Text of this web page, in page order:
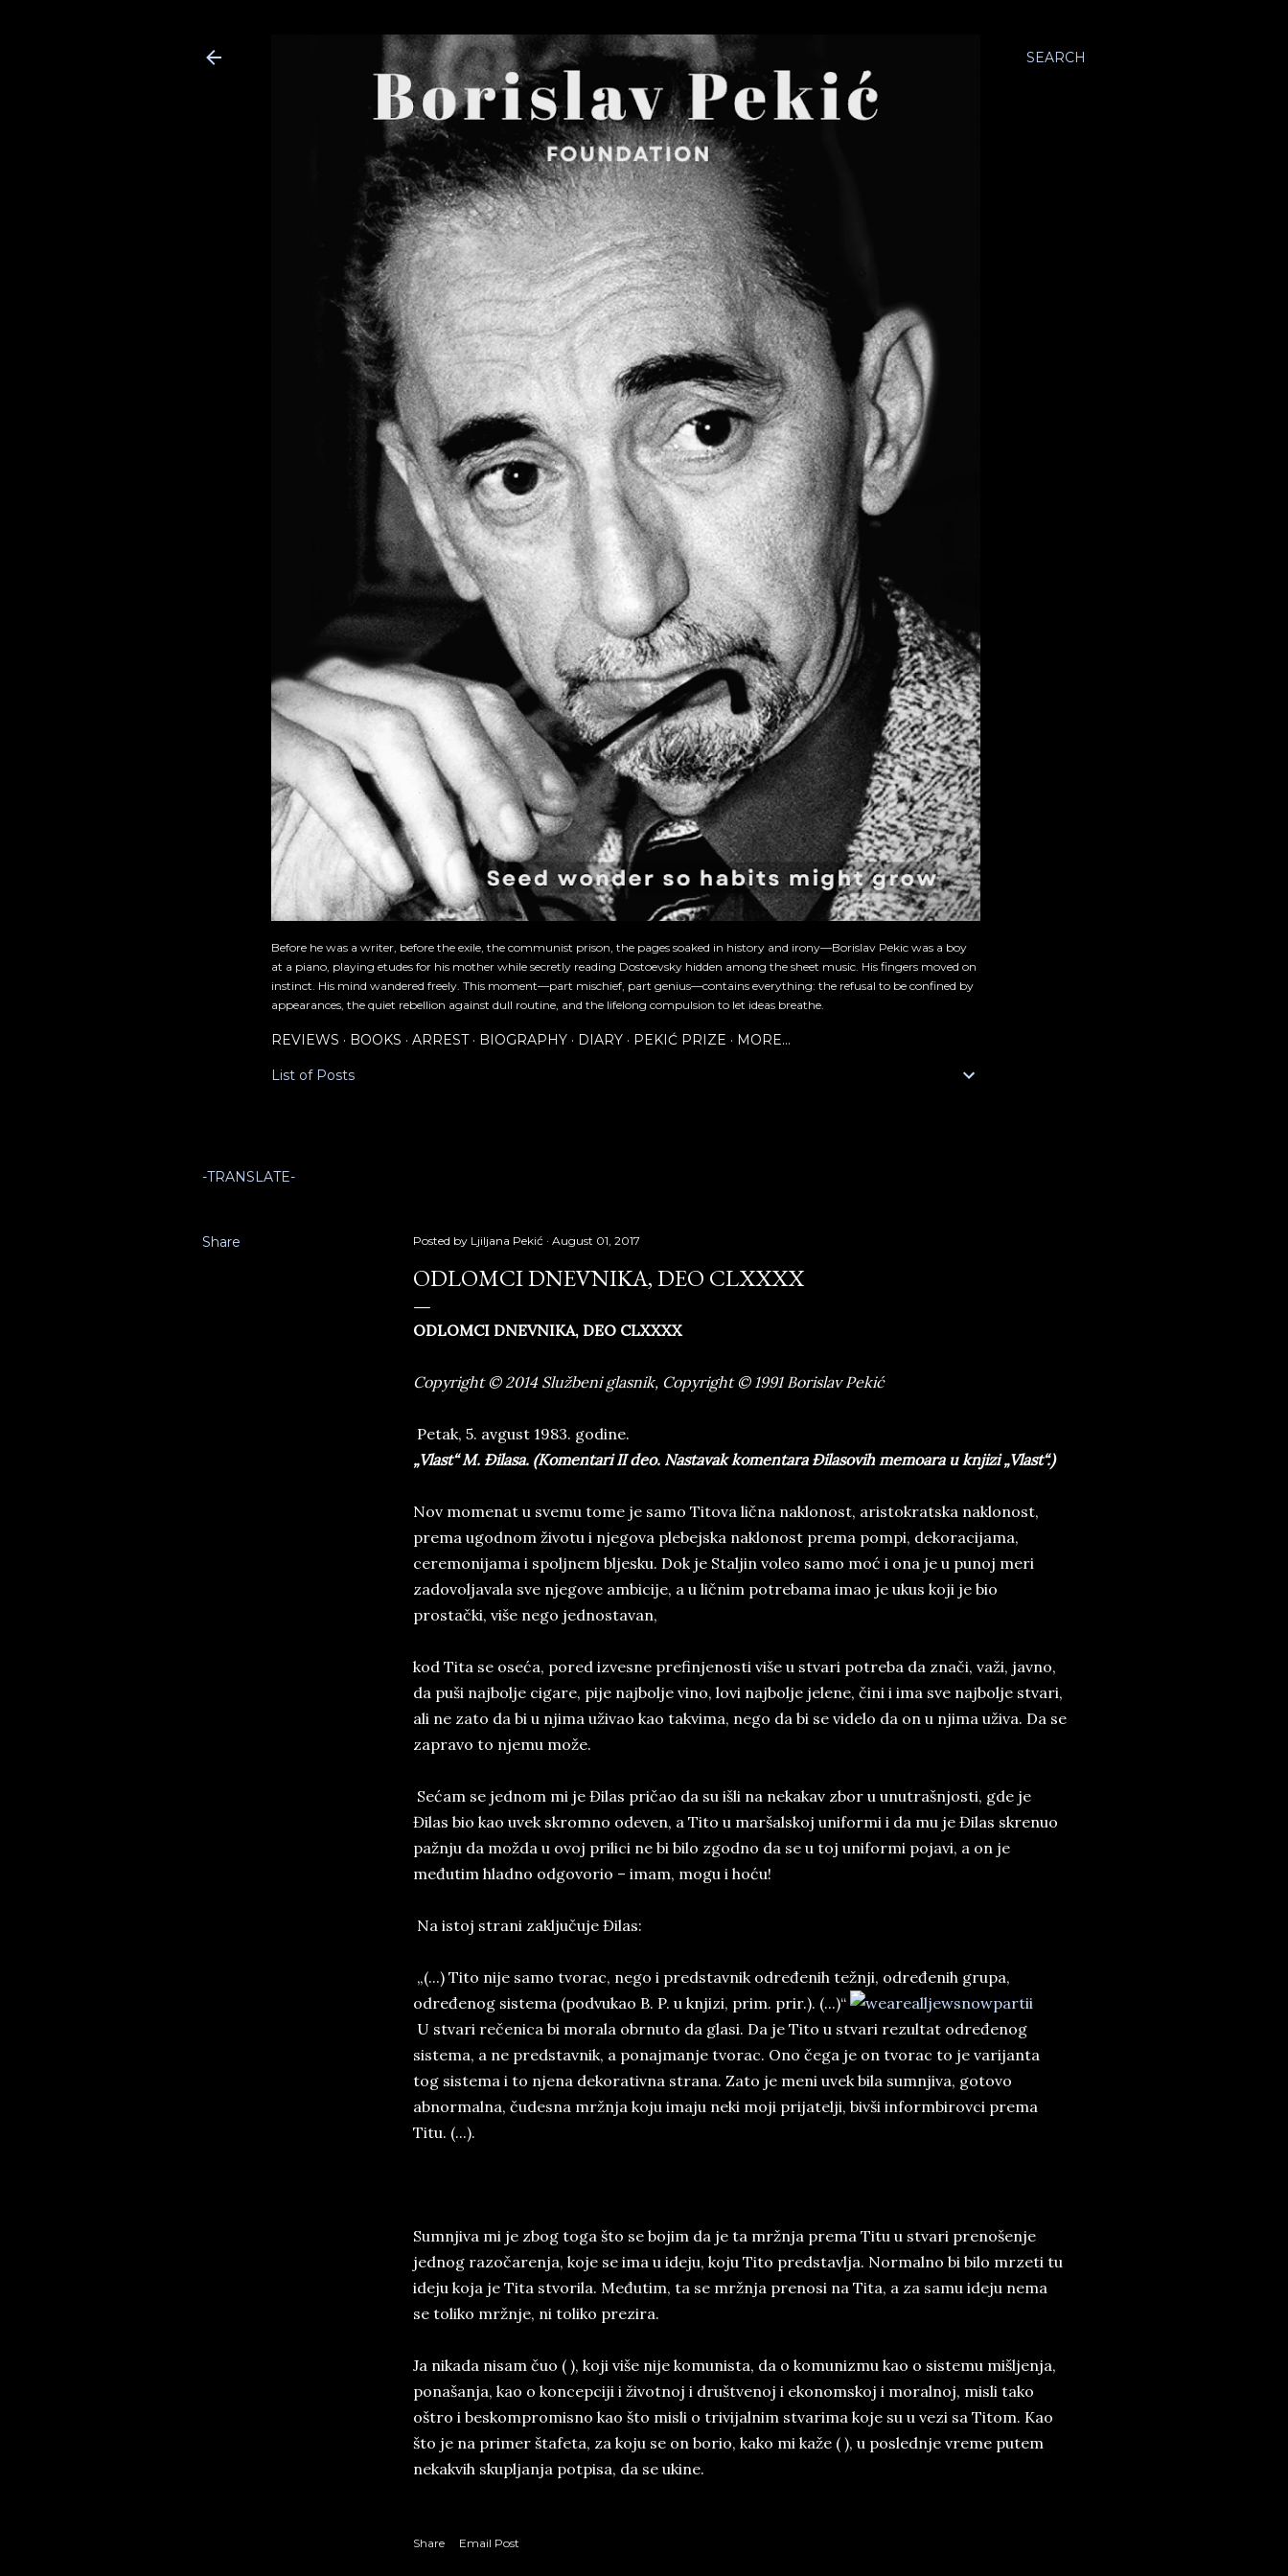
SEARCH
Before he was a writer, before the exile, the communist prison, the pages soaked in history and irony—Borislav Pekic was a boy
at a piano, playing etudes for his mother while secretly reading Dostoevsky hidden among the sheet music. His fingers moved on
instinct. His mind wandered freely. This moment—part mischief, part genius—contains everything: the refusal to be confined by
appearances, the quiet rebellion against dull routine, and the lifelong compulsion to let ideas breathe.
REVIEWS BOOKS ARREST BIOGRAPHY DIARY PEKIĆ PRIZE MORE…
List of Posts
-TRANSLATE-
Share Posted by Ljiljana Pekić August 01, 2017
ODLOMCI DNEVNIKA, DEO CLXXXX
ODLOMCI DNEVNIKA, DEO CLXXXX
Copyright © 2014 Službeni glasnik, Copyright © 1991 Borislav Pekić
Petak, 5. avgust 1983. godine.
„Vlast“ M. Đilasa. (Komentari II deo. Nastavak komentara Đilasovih memoara u knjizi „Vlast“.)
Nov momenat u svemu tome je samo Titova lična naklonost, aristokratska naklonost,
prema ugodnom životu i njegova plebejska naklonost prema pompi, dekoracijama,
ceremonijama i spoljnem bljesku. Dok je Staljin voleo samo moć i ona je u punoj meri
zadovoljavala sve njegove ambicije, a u ličnim potrebama imao je ukus koji je bio
prostački, više nego jednostavan,
kod Tita se oseća, pored izvesne prefinjenosti više u stvari potreba da znači, važi, javno,
da puši najbolje cigare, pije najbolje vino, lovi najbolje jelene, čini i ima sve najbolje stvari,
ali ne zato da bi u njima uživao kao takvima, nego da bi se videlo da on u njima uživa. Da se
zapravo to njemu može.
Sećam se jednom mi je Đilas pričao da su išli na nekakav zbor u unutrašnjosti, gde je
Đilas bio kao uvek skromno odeven, a Tito u maršalskoj uniformi i da mu je Đilas skrenuo
pažnju da možda u ovoj prilici ne bi bilo zgodno da se u toj uniformi pojavi, a on je
međutim hladno odgovorio – imam, mogu i hoću!
Na istoj strani zaključuje Đilas:
„(...) Tito nije samo tvorac, nego i predstavnik određenih težnji, određenih grupa,
određenog sistema (podvukao B. P. u knjizi, prim. prir.). (...)“
U stvari rečenica bi morala obrnuto da glasi. Da je Tito u stvari rezultat određenog
sistema, a ne predstavnik, a ponajmanje tvorac. Ono čega je on tvorac to je varijanta
tog sistema i to njena dekorativna strana. Zato je meni uvek bila sumnjiva, gotovo
abnormalna, čudesna mržnja koju imaju neki moji prijatelji, bivši informbirovci prema
Titu. (...).
Sumnjiva mi je zbog toga što se bojim da je ta mržnja prema Titu u stvari prenošenje
jednog razočarenja, koje se ima u ideju, koju Tito predstavlja. Normalno bi bilo mrzeti tu
ideju koja je Tita stvorila. Međutim, ta se mržnja prenosi na Tita, a za samu ideju nema
se toliko mržnje, ni toliko prezira.
Ja nikada nisam čuo ( ), koji više nije komunista, da o komunizmu kao o sistemu mišljenja,
ponašanja, kao o koncepciji i životnoj i društvenoj i ekonomskoj i moralnoj, misli tako
oštro i beskompromisno kao što misli o trivijalnim stvarima koje su u vezi sa Titom. Kao
što je na primer štafeta, za koju se on borio, kako mi kaže ( ), u poslednje vreme putem
nekakvih skupljanja potpisa, da se ukine.
Share Email Post